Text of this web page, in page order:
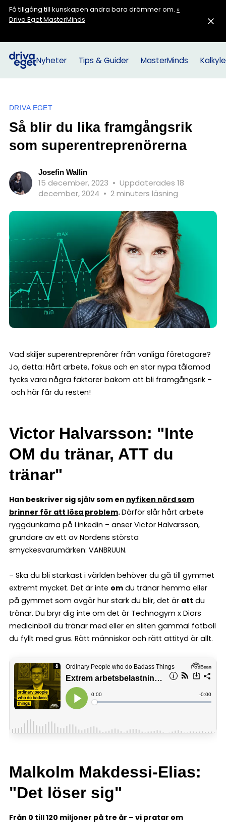
Få tillgång till kunskapen andra bara drömmer om. »
Driva Eget MasterMinds
Nyheter Tips & Guider MasterMinds
DRIVA EGET
Så blir du lika framgångsrik
som superentreprenörerna
Josefin Wallin
15 december, 2023 • Uppdaterades 18
december, 2024 • 2 minuters läsning
Vad skiljer superentreprenörer från vanliga företagare?
Jo, detta: Hårt arbete, fokus och en stor nypa tålamod
tycks vara några faktorer bakom att bli framgångsrik –
och här får du resten!
Victor Halvarsson: "Inte
OM du tränar, ATT du
tränar"
Han beskriver sig själv som en nyfiken nörd som
brinner för att lösa problem.Därför slår hårt arbete
ryggdunkarna på Linkedin – anser Victor Halvarsson,
grundare av ett av Nordens största
smyckesvarumärken: VANBRUUN.
– Ska du bli starkast i världen behöver du gå till gymmet
extremt mycket. Det är inte om du tränar hemma eller
på gymmet som avgör hur stark du blir, det är att du
tränar. Du bryr dig inte om det är Technogym x Diors
medicinboll du tränar med eller en sliten gammal fotboll
du fyllt med grus. Rätt människor och rätt attityd är allt.
Malkolm Makdessi-Elias:
"Det löser sig"
Från 0 till 120 miljoner på tre år – vi pratar om